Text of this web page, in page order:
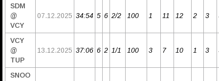
SDM
@
VCY
07.12.2025 34:54 5 6 2/2 100 1 11 12 2 3
VCY
@
TUP
13.12.2025 37:06 6 2 1/1 100 3 7 10 1 3
SNOO